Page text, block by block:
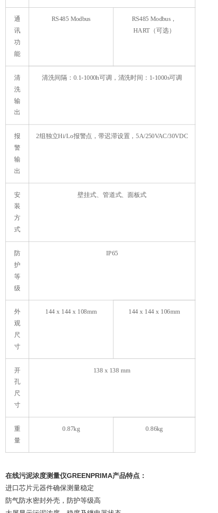
通
讯
功
能
RS485 Modbus
RS485 Modbus，
HART（可选）
清
洗
输
出
清洗间隔：0.1-1000h可调，清洗时间：1-1000s可调
报
警
输
出
2组独立Hi/Lo报警点，带迟滞设置，5A/250VAC/30VDC
安
装
方
式
壁挂式、管道式、面板式
防
护
等
级
IP65
外
观
尺
寸
144 x 144 x 108mm 144 x 144 x 106mm
开
孔
尺
寸
138 x 138 mm
重
量
0.87kg 0.86kg
在线污泥浓度测量仪GREENPRIMA产品特点：
进口芯片元器件确保测量稳定
防气防水密封外壳，防护等级高